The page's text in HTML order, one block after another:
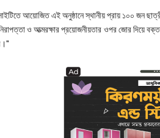
আয়োজিত এই অনুষ্ঠানে স্থানীয় প্রায় ১০০ জন
নিরাপত্তা ও আত্মরক্ষার প্রয়োজনীয়তার ওপর জোর দিয়ে